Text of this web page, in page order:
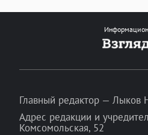
Главный редактор — Лыков
Адрес редакции и
Комсомольская, 52